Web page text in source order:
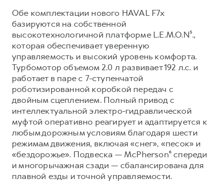
Обе комплектации нового HAVAL F7x
базируются на собственной
высокотехнологичной платформе L.E.M.O.N⁵.,
которая обеспечивает уверенную
управляемость и высокий уровень комфорта.
Турбомотор объемом 2.0 л развивает 192 л.с. и
работает в паре с 7-ступенчатой
роботизированной коробкой передач с
двойным сцеплением. Полный привод с
интеллектуальной электро-гидравлической
муфтой оперативно реагирует и адаптируется к
любым дорожным условиям благодаря шести
режимам движения, включая «снег», «песок» и
«бездорожье». Подвеска — McPherson⁶ спереди
и многорычажная сзади — сбалансирована для
плавной езды и точной управляемости.